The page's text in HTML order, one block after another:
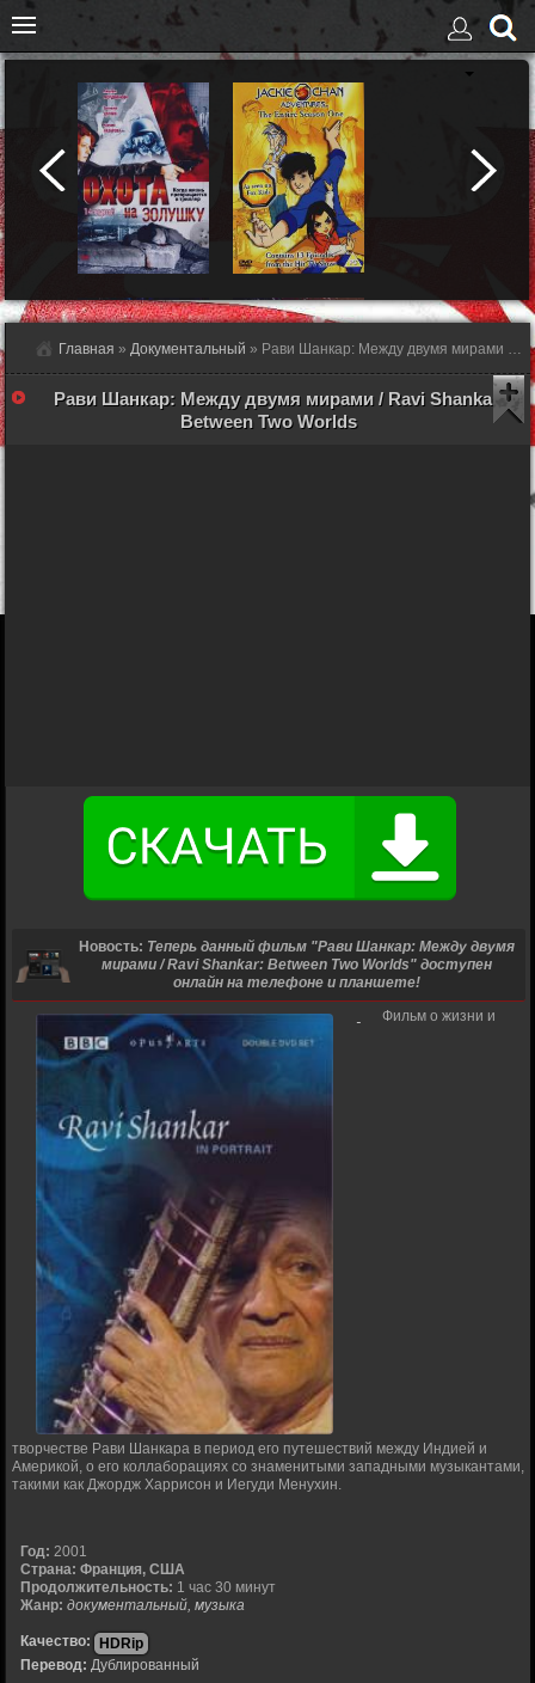
Главная »Документальный » Рави Шанкар: Между двумя мирами - смотреть онлайн
Рави Шанкар: Между двумя мирами / Ravi Shankar:
Between Two Worlds
Новость: Теперь данный фильм "Рави Шанкар: Между двумя
мирами / Ravi Shankar: Between Two Worlds" доступен
онлайн на телефоне и планшете!
Фильм о жизни и
творчестве Рави Шанкара в период его путешествий между Индией и
Америкой, о его коллаборациях со знаменитыми западными музыкантами,
такими как Джордж Харрисон и Иегуди Менухин.
Год: 2001
Страна: Франция, США
Продолжительность: 1 час 30 минут
Жанр: документальный, музыка
Качество:
HDRip
Перевод: Дублированный